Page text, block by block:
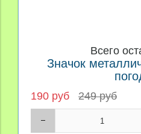
Всего
Значок
190 руб 249 руб